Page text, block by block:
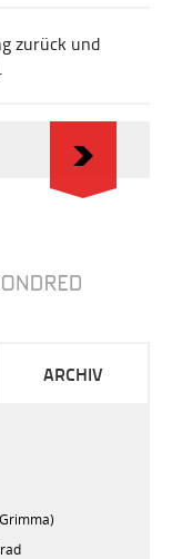
zurück und
ARCHIV